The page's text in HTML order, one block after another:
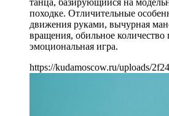
походке. Отличительные
движения руками, вычурная
вращения, обильное количество
эмоциональная игра.
https://kudamoscow.ru/uploads/